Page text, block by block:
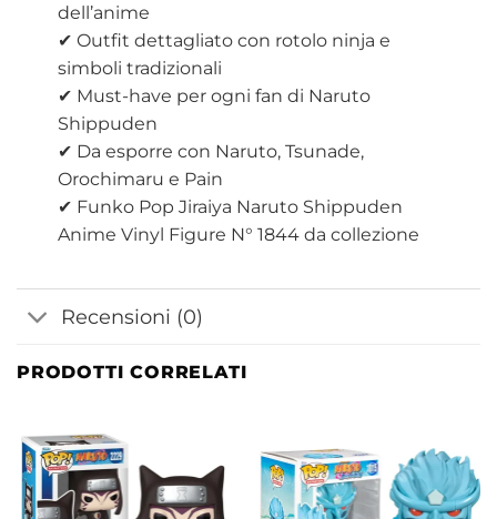
dell’anime
✔ Outfit dettagliato con rotolo ninja e
simboli tradizionali
✔ Must-have per ogni fan di Naruto
Shippuden
✔ Da esporre con Naruto, Tsunade,
Orochimaru e Pain
✔ Funko Pop Jiraiya Naruto Shippuden
Anime Vinyl Figure N° 1844 da collezione
Recensioni (0)
PRODOTTI CORRELATI